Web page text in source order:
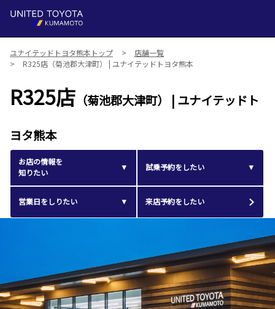
ユナイテッドトヨタ熊本トップ
店舗一覧
R325店（菊池郡大津町） | ユナイテッドトヨタ熊本
R325店 （菊池郡大津町） | ユナイテッドト
ヨタ熊本
お店の情報を
知りたい
試乗予約をしたい
営業日をしりたい 来店予約をしたい